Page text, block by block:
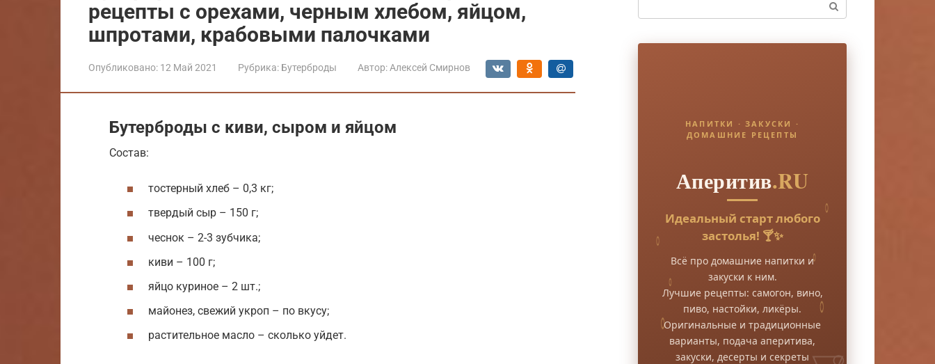
рецепты с орехами, черным хлебом, яйцом,
шпротами, крабовыми палочками
Опубликовано: 12 Май 2021 Рубрика: Бутерброды Автор: Алексей Смирнов
Бутерброды с киви, сыром и яйцом
Состав:
тостерный хлеб – 0,3 кг;
твердый сыр – 150 г;
чеснок – 2-3 зубчика;
киви – 100 г;
яйцо куриное – 2 шт.;
майонез, свежий укроп – по вкусу;
растительное масло – сколько уйдет.
НАПИТКИ · ЗАКУСКИ ·
ДОМАШНИЕ РЕЦЕПТЫ
Аперитив.RU
Идеальный старт любого
застолья! 🍸✨
Всё про домашние напитки и
закуски к ним.
Лучшие рецепты: самогон, вино,
пиво, настойки, ликёры.
Оригинальные и традиционные
варианты, подача аперитива,
закуски, десерты и секреты